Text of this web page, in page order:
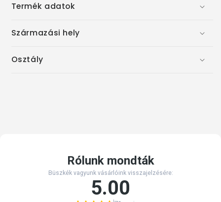
Termék adatok
Származási hely
Osztály